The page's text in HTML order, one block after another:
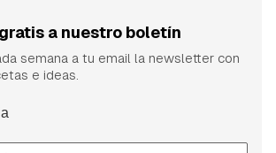
a nuestro boletín
semana a tu email la newsletter con
e ideas.